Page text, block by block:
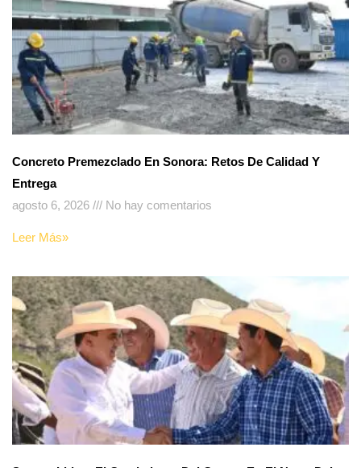
Concreto Premezclado En Sonora: Retos De Calidad Y
Entrega
agosto 6, 2026
No hay comentarios
Leer Más»